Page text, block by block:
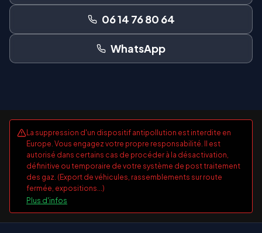
06 14 76 80 64
WhatsApp
La suppression d'un dispositif antipollution est interdite en
Europe. Vous engagez votre propre responsabilité. Il est
autorisé dans certains cas de procéder à la désactivation,
définitive ou temporaire de votre système de post traitement
des gaz. (Export de véhicules, rassemblements sur route
fermée, expositions...)
Plus d'infos